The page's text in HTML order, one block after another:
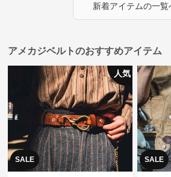
新着アイテムの一覧
アメカジベルトのおすすめアイテム
SALE
人気
SALE